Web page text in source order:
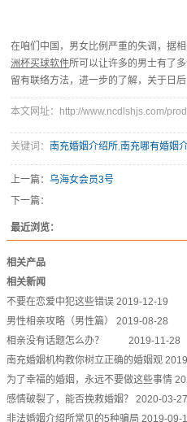
在咱们中国，男女比例严重的失调，据
洲杯买球软件所可以让许多的男士有了
留有联络方法，进一步的了解，关于日后
本文网址：http://www.ncdlshjs.com/
关键词： 南充婚姻介绍所,南充哪有婚姻
上一篇： 乌海女会员3号
下一篇：
最近浏览：
相关产品
相关新闻
不要在恋爱中犯这些错误 2019-12-19
男性相亲攻略（男性篇）
2019-08-28
相亲没有话题怎么办？
2019-11-28
南充婚姻机构教你树立正确的婚姻观
为了幸福的婚姻，永远不要做这些事情
感情破裂了，能否挽救婚姻？
2020-03-27
非法婚姻介绍所常见的5种骗局 2019-09-